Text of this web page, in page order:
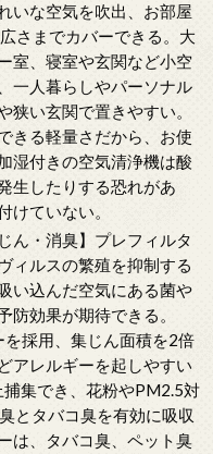
いな空気を吹出、お部屋
さまでカバーできる。大
室、寝室や玄関など小空
一人暮らしやパーソナル
狭い玄関で置きやすい。
きる軽量さだから、お使
湿付きの空気清浄機は酸
生したりする恐れがあ
けていない。
ん・消臭】プレフィルタ
ィルスの繁殖を抑制する
い込んだ空気にある菌や
防効果が期待できる。
採用、集じん面積を2倍
アレルギーを起しやすい
集でき、花粉やPM2.5対
とタバコ臭を有効に吸収
は、タバコ臭、ペット臭